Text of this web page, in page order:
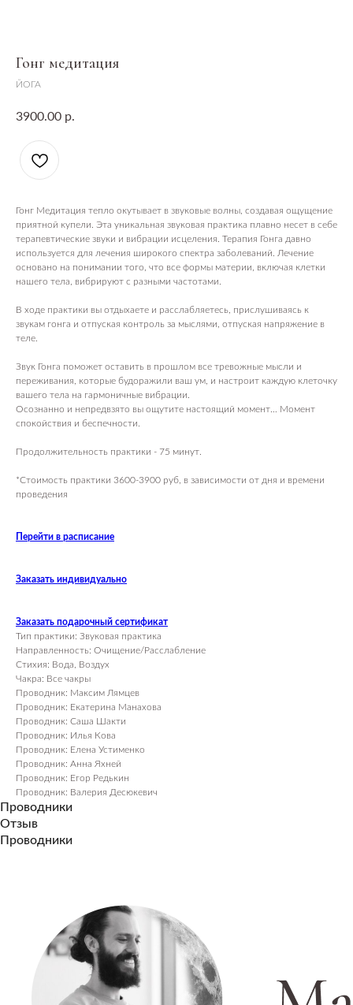
Гонг медитация
ЙОГА
3900.00 р.
Гонг Медитация тепло окутывает в звуковые волны, создавая ощущение
приятной купели. Эта уникальная звуковая практика плавно несет в себе
терапевтические звуки и вибрации исцеления. Терапия Гонга давно
используется для лечения широкого спектра заболеваний. Лечение
основано на понимании того, что все формы материи, включая клетки
нашего тела, вибрируют с разными частотами.
В ходе практики вы отдыхаете и расслабляетесь, прислушиваясь к
звукам гонга и отпуская контроль за мыслями, отпуская напряжение в
теле.
Звук Гонга поможет оставить в прошлом все тревожные мысли и
переживания, которые будоражили ваш ум, и настроит каждую клеточку
вашего тела на гармоничные вибрации.
Осознанно и непредвзято вы ощутите настоящий момент… Момент
спокойствия и беспечности.
Продолжительность практики - 75 минут.
*Стоимость практики 3600-3900 руб, в зависимости от дня и времени
проведения
Перейти в расписание
Заказать индивидуально
Заказать подарочный сертификат
Тип практики: Звуковая практика
Направленность: Очищение/Расслабление
Стихия: Вода, Воздух
Чакра: Все чакры
Проводник: Максим Лямцев
Проводник: Екатерина Манахова
Проводник: Саша Шакти
Проводник: Илья Кова
Проводник: Елена Устименко
Проводник: Анна Яхней
Проводник: Егор Редькин
Проводник: Валерия Десюкевич
Проводники
Отзыв
Проводники